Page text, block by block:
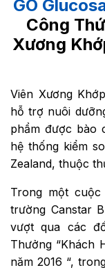
GO
Công
Xương
Viên Xương Khớp
hỗ trợ nuôi
phẩm được bào
hệ thống kiểm
Zealand, thuộc
Trong một
trường Canstar
vượt qua các
Thưởng “Khách
năm 2016 “,